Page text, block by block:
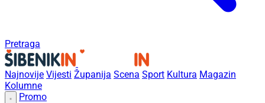
Pretraga
Najnovije Vijesti Županija Scena Sport Kultura Magazin
Kolumne
Promo